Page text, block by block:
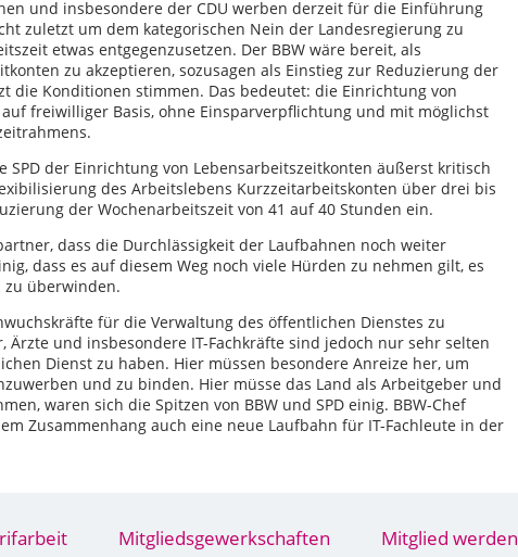
und insbesondere der CDU werben derzeit für die Einführung
zuletzt um dem kategorischen Nein der Landesregierung zu
etwas entgegenzusetzen. Der BBW wäre bereit, als
zu akzeptieren, sozusagen als Einstieg zur Reduzierung der
die Konditionen stimmen. Das bedeutet: die Einrichtung von
freiwilliger Basis, ohne Einsparverpflichtung und mit möglichst
SPD der Einrichtung von Lebensarbeitszeitkonten äußerst kritisch
des Arbeitslebens Kurzzeitarbeitskonten über drei bis
der Wochenarbeitszeit von 41 auf 40 Stunden ein.
dass die Durchlässigkeit der Laufbahnen noch weiter
dass es auf diesem Weg noch viele Hürden zu nehmen gilt, es
zu überwinden.
für die Verwaltung des öffentlichen Dienstes zu
Ärzte und insbesondere IT-Fachkräfte sind jedoch nur sehr selten
Dienst zu haben. Hier müssen besondere Anreize her, um
und zu binden. Hier müsse das Land als Arbeitgeber und
waren sich die Spitzen von BBW und SPD einig. BBW-Chef
Zusammenhang auch eine neue Laufbahn für IT-Fachleute in der
Mitgliedsgewerkschaften Mitglied werden